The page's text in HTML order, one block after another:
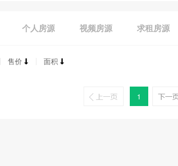
个人房源 视频房源 求租房源
售价 面积
1